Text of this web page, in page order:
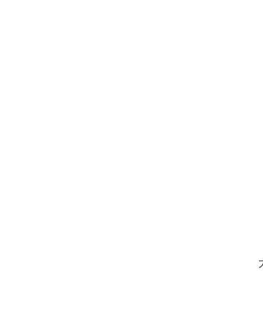
品牌以生活、纯粹、环保、轻松等为理念，服